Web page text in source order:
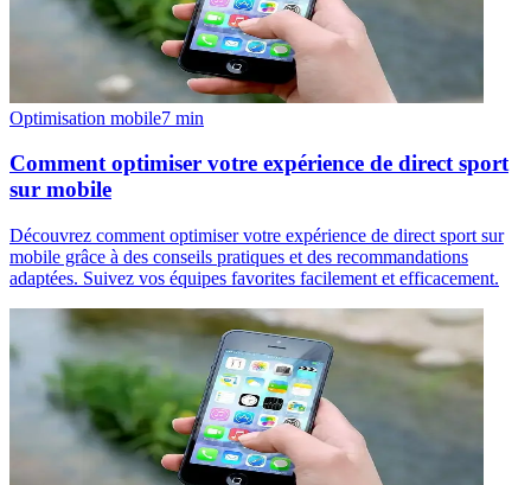
Optimisation mobile7 min
Comment optimiser votre expérience de direct sport
sur mobile
Découvrez comment optimiser votre expérience de direct sport sur
mobile grâce à des conseils pratiques et des recommandations
adaptées. Suivez vos équipes favorites facilement et efficacement.